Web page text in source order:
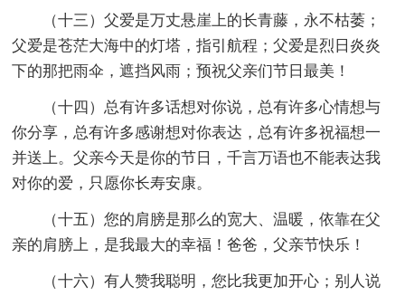
（十三）父爱是万丈悬崖上的长青藤，永不枯萎；
父爱是苍茫大海中的灯塔，指引航程；父爱是烈日炎炎
下的那把雨伞，遮挡风雨；预祝父亲们节日最美！
（十四）总有许多话想对你说，总有许多心情想与
你分享，总有许多感谢想对你表达，总有许多祝福想一
并送上。父亲今天是你的节日，千言万语也不能表达我
对你的爱，只愿你长寿安康。
（十五）您的肩膀是那么的宽大、温暖，依靠在父
亲的肩膀上，是我最大的幸福！爸爸，父亲节快乐！
（十六）有人赞我聪明，您比我更加开心；别人说